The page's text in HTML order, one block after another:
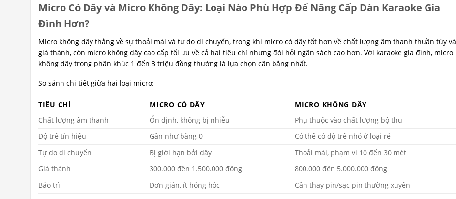
Micro Có Dây và Micro Không Dây: Loại Nào Phù Hợp Để Nâng Cấp Dàn Karaoke Gia
Đình Hơn?
Micro không dây thắng về sự thoải mái và tự do di chuyển, trong khi micro có dây tốt hơn về chất lượng âm thanh thuần túy và
giá thành, còn micro không dây cao cấp tối ưu về cả hai tiêu chí nhưng đòi hỏi ngân sách cao hơn. Với karaoke gia đình, micro
không dây trong phân khúc 1 đến 3 triệu đồng thường là lựa chọn cân bằng nhất.
So sánh chi tiết giữa hai loại micro:
TIÊU CHÍ MICRO CÓ DÂY
MICRO KHÔNG DÂY
Chất lượng âm thanh
Ổn định, không bị nhiễu
Phụ thuộc vào chất lượng bộ thu
Độ trễ tín hiệu
Gần như bằng 0
Có thể có độ trễ nhỏ ở loại rẻ
Tự do di chuyển
Bị giới hạn bởi dây
Thoải mái, phạm vi 10 đến 30 mét
Giá thành
300.000 đến 1.500.000 đồng
800.000 đến 5.000.000 đồng
Bảo trì
Đơn giản, ít hỏng hóc Cần thay pin/sạc pin thường xuyên